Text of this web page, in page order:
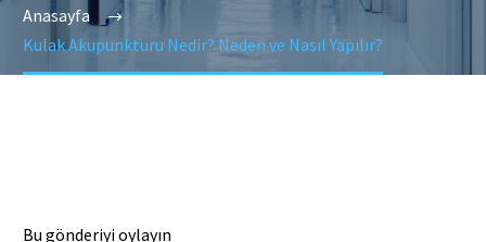
Anasayfa
Kulak Akupunkturu Nedir? Neden ve Nasıl Yapılır?
Bu gönderiyi oylayın